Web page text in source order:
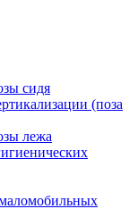
сидя
(поза
лежа